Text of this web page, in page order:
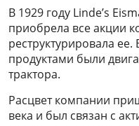
В 1929 году Linde’s
приобрела все акции
реструктурировала
продуктами были
трактора.
Расцвет компании
века и был связан с